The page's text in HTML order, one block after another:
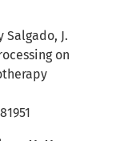
Salgado, J.
on